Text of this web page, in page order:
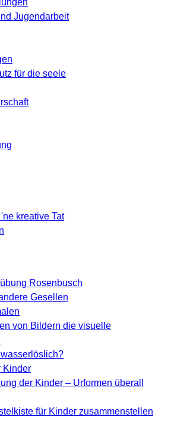
Jugendarbeit
für die seele
kreative Tat
Rosenbusch
Gesellen
von Bildern die visuelle
wasserlöslich?
Kinder
der Kinder – Urformen überall
für Kinder zusammenstellen